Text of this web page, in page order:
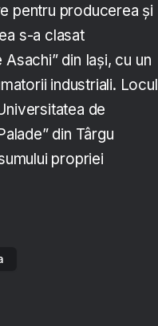
pentru producerea și
s-a clasat
din Iași, cu un
industriali. Locul
de
din Târgu
propriei